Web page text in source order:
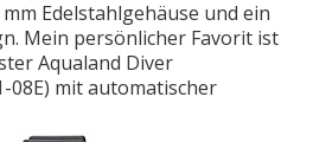
Edelstahlgehäuse und ein
Mein persönlicher Favorit ist
Aqualand Diver
08E) mit automatischer